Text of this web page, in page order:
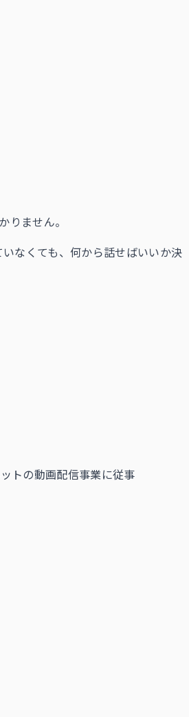
ません。
なくても、何から話せばいいか決
トの動画配信事業に従事